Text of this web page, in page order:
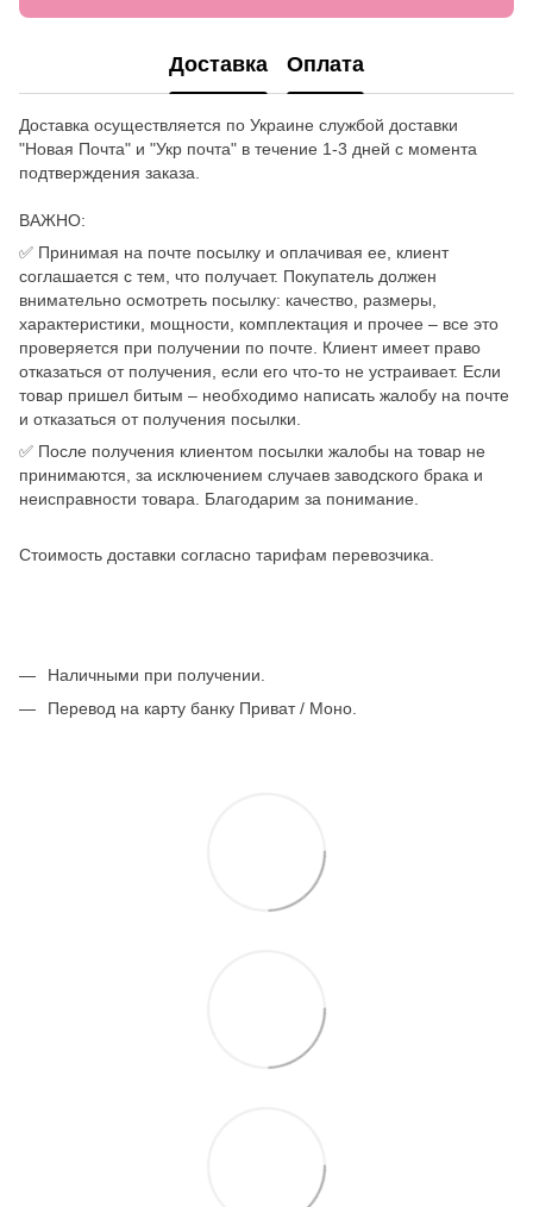
Доставка Оплата
Доставка осуществляется по Украине службой доставки
"Новая Почта" и "Укр почта" в течение 1-3 дней с момента
подтверждения заказа.
ВАЖНО:
✅ Принимая на почте посылку и оплачивая ее, клиент
соглашается с тем, что получает. Покупатель должен
внимательно осмотреть посылку: качество, размеры,
характеристики, мощности, комплектация и прочее – все это
проверяется при получении по почте. Клиент имеет право
отказаться от получения, если его что-то не устраивает. Если
товар пришел битым – необходимо написать жалобу на почте
и отказаться от получения посылки.
✅ После получения клиентом посылки жалобы на товар не
принимаются, за исключением случаев заводского брака и
неисправности товара. Благодарим за понимание.
Стоимость доставки согласно тарифам перевозчика.
Наличными при получении.
Перевод на карту банку Приват / Моно.